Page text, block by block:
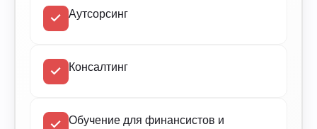
Аутсорсинг
Консалтинг
Обучение для финансистов и